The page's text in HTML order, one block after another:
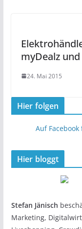
myDealz
24. Mai 2015
Hier folgen
Auf Facebook
Hier bloggt
Stefan Jänisch
Marketing,